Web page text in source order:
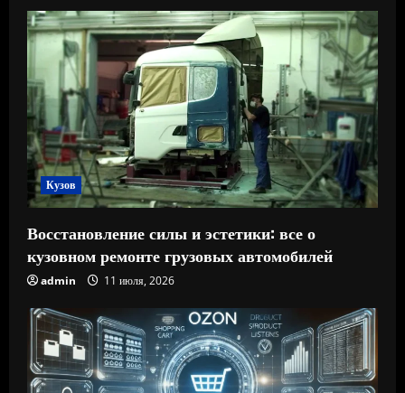
Кузов
Восстановление силы и эстетики: все о
кузовном ремонте грузовых автомобилей
admin 11 июля, 2026